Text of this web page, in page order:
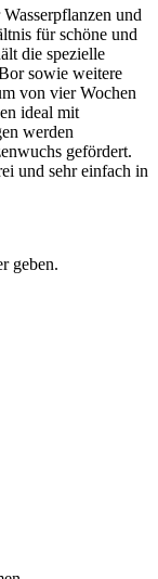
und
für schöne und
die spezielle
sowie weitere
von vier Wochen
ideal mit
werden
gefördert.
und sehr einfach in
geben.